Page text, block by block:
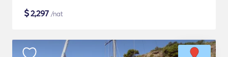
$2,297 /nat